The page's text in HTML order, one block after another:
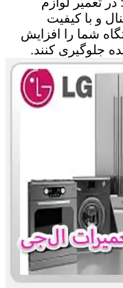
و با کیفیت
شما را افزایش
جلوگیری کنند.